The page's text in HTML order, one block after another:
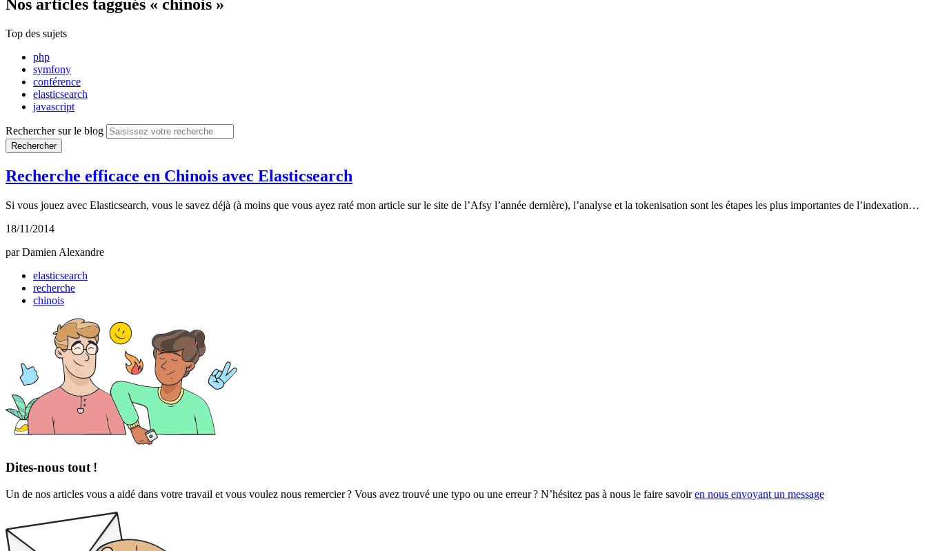
Nos articles taggués « chinois »
Top des sujets
php
symfony
conférence
elasticsearch
javascript
Rechercher sur le blog
Rechercher
Recherche efficace en Chinois avec Elasticsearch
Si vous jouez avec Elasticsearch, vous le savez déjà (à moins que vous ayez raté mon article sur le site de l’Afsy l’année dernière), l’analyse et la tokenisation sont les étapes les plus importantes de l’indexation…
18/11/2014
par Damien Alexandre
elasticsearch
recherche
chinois
Dites-nous tout !
Un de nos articles vous a aidé dans votre travail et vous voulez nous remercier ? Vous avez trouvé une typo ou une erreur ? N’hésitez pas à nous le faire savoiren nous envoyant un message